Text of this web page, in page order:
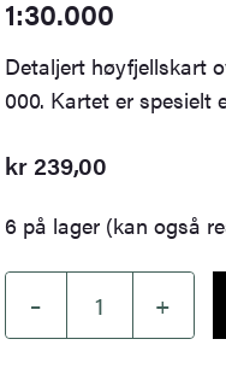
1:30.000
Detaljert høyfjellskart
000. Kartet er spesielt
kr239,00
6 på lager (kan også
–
Høyfjellskart
+